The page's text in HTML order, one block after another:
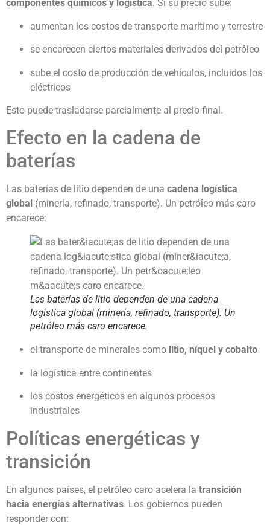
componentes químicos y logística. Si su precio sube:
aumentan los costos de transporte marítimo y terrestre
se encarecen ciertos materiales derivados del petróleo
sube el costo de producción de vehículos, incluidos los
eléctricos
Esto puede trasladarse parcialmente al precio final.
Efecto en la cadena de
baterías
Las baterías de litio dependen de una cadena logística
global (minería, refinado, transporte). Un petróleo más caro
encarece:
Las baterías de litio dependen de una cadena
logística global (minería, refinado, transporte). Un
petróleo más caro encarece.
el transporte de minerales como litio, níquel y cobalto
la logística entre continentes
los costos energéticos en algunos procesos
industriales
Políticas energéticas y
transición
En algunos países, el petróleo caro acelera la transición
hacia energías alternativas. Los gobiernos pueden
responder con: